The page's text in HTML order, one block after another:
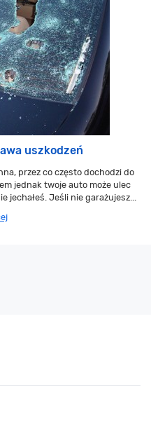
uszkodzeń
przez co często dochodzi do
jednak twoje auto może ulec
jechałeś. Jeśli nie garażujesz...